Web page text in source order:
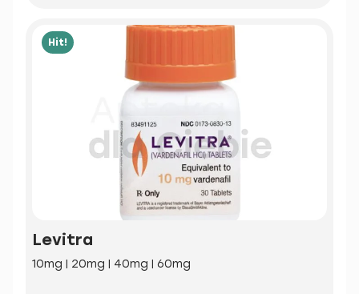
Hit!
Levitra
10mg | 20mg | 40mg | 60mg